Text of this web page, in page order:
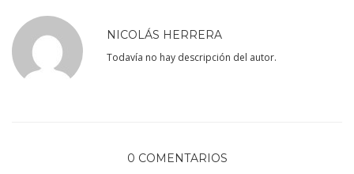
NICOLÁS HERRERA
Todavía no hay descripción del autor.
0 COMENTARIOS